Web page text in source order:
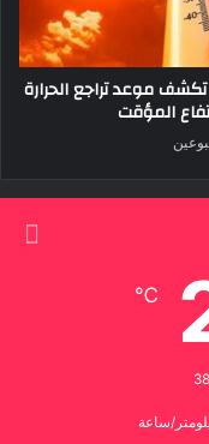
تكشف موعد تراجع الحرارة
المؤقت
℃